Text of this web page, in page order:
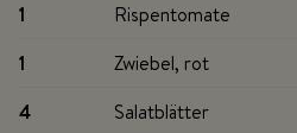
1
Rispentomate
1
Zwiebel, rot
4
Salatblätter